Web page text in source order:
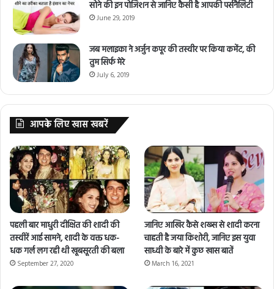
सोने की इन पोजिशन से जानिए कैसी है आपकी पर्सनैलिटी
June 29, 2019
जब मलाइका ने अर्जुन कपूर की तस्वीर पर किया कमेंट, की
तुम सिर्फ मेरे
July 6, 2019
आपके लिए खास खबरें
पहली बार माधुरी दीक्षित की शादी की
तस्वीरें आई सामने, शादी के वक्त धक-
धक गर्ल लग रही थी खूबसूरती की बला
September 27, 2020
जानिए आखिर कैसे शख्स से शादी करना
चाहती है जया किशोरी, जानिए इस युवा
साध्वी के बारे में कुछ खास बातें
March 16, 2021